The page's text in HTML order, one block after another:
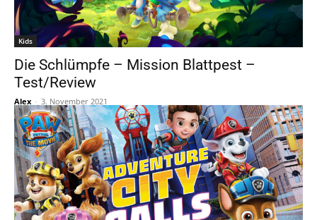
Kids
Die Schlümpfe – Mission Blattpest –
Test/Review
Alex - 3. November 2021